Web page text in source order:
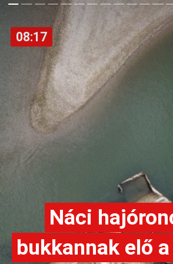
Náci
bukkannak elő
Náci
bukkannak elő
08:17
08:17